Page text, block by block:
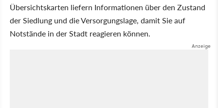
Übersichtskarten liefern Informationen über den Zustand
der Siedlung und die Versorgungslage, damit Sie auf
Notstände in der Stadt reagieren können.